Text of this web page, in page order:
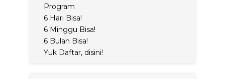
Program
6 Hari Bisa!
6 Minggu Bisa!
6 Bulan Bisa!
Yuk Daftar, disini!